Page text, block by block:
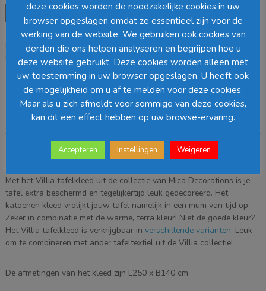
Decorations
Villia
Tafelkleed
250
Toevoegen aan winkelwagen
8720362117599 SKU:1114217 Categorie:Tafelkleden
Loading...
Barcode:
Beschrijving
Beschrijving
Met het Villia tafelkleed uit de collectie van Mica Decorations is je
tafel extra beschermd en tegelijkertijd leuk gedecoreerd. Het
katoenen kleed vrolijkt jouw tafel namelijk in een mum van tijd op.
Zeker in combinatie met de warme, terra kleur! Niet de goede kleur?
Het Villia tafelkleed is verkrijgbaar in verschillende varianten. Leuk
om te combineren met ander tafeltextiel uit de Villia collectie!
De afmetingen van het kleed zijn L250 x B140 cm.
deze cookies worden de noodzakelijke cookies in uw
browser opgeslagen omdat ze essentieel zijn voor de
werking van de website. We gebruiken ook cookies van
derden die ons helpen analyseren en begrijpen hoe u
deze website gebruikt. Deze cookies worden alleen met
uw toestemming in uw browser opgeslagen. U heeft ook
de mogelijkheid om u af te melden voor deze cookies.
Maar als u zich afmeldt voor sommige van deze cookies,
kan dit een effect hebben op uw browse-ervaring.
Accepteren Instellingen Weigeren